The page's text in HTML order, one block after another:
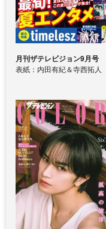
月刊ザテレビジョン9月号
表紙：内田有紀＆寺西拓人